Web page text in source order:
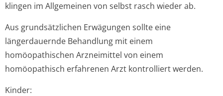
klingen im Allgemeinen von selbst rasch wieder ab.
Aus grundsätzlichen Erwägungen sollte eine
längerdauernde Behandlung mit einem
homöopathischen Arzneimittel von einem
homöopathisch erfahrenen Arzt kontrolliert werden.
Kinder: